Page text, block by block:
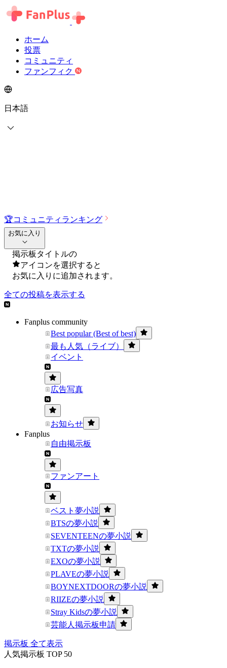
ホーム
投票
コミュニティ
ファンフィク
日本語
🏆コミュニティランキング
お気に入り
掲示板タイトルの
アイコンを選択すると
お気に入りに追加されます。
全ての投稿を表示する
Fanplus community
Best popular (Best of best)
最も人気（ライブ）
イベント
広告写真
お知らせ
Fanplus
自由掲示板
ファンアート
ベスト夢小説
BTSの夢小説
SEVENTEENの夢小説
TXTの夢小説
EXOの夢小説
PLAVEの夢小説
BOYNEXTDOORの夢小説
RIIZEの夢小説
Stray Kidsの夢小説
芸能人掲示板申請
掲示板 全て表示
人気掲示板 TOP 50